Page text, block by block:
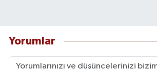
Yorumlar